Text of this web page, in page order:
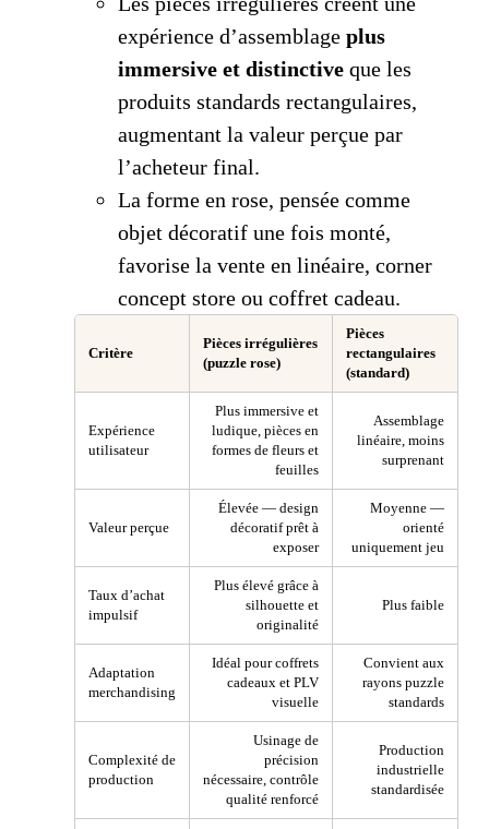
expérience d’assemblage plus
immersive et distinctive que les
produits standards rectangulaires,
augmentant la valeur perçue par
l’acheteur final.
La forme en rose, pensée comme
objet décoratif une fois monté,
favorise la vente en linéaire, corner
concept store ou coffret cadeau.
Critère
Pièces irrégulières
(puzzle rose)
Pièces
rectangulaires
(standard)
Expérience
utilisateur
Plus immersive et
ludique, pièces en
formes de fleurs et
feuilles
Assemblage
linéaire, moins
surprenant
Valeur perçue
Élevée — design
décoratif prêt à
exposer
Moyenne —
orienté
uniquement jeu
Taux d’achat
impulsif
Plus élevé grâce à
silhouette et
originalité
Plus faible
Adaptation
merchandising
Idéal pour coffrets
cadeaux et PLV
visuelle
Convient aux
rayons puzzle
standards
Complexité de
production
Usinage de
précision
nécessaire, contrôle
qualité renforcé
Production
industrielle
standardisée